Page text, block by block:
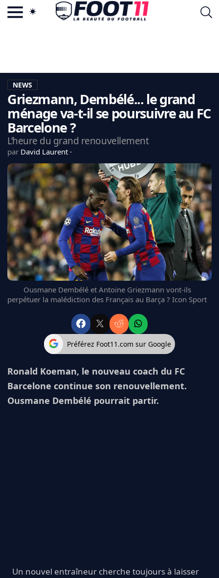
LA CHARTE
VIE PRIVÉE
CGU
CONTACTEZ-NOUS
CDM 2026
EDF
PSG
LIGUE 1
REAL MADRID
FC BARCELONE
MANCHESTER UNITED
CHELSEA
ARSENAL
BAYERN
L'AVIS DE LA RÉDAC'
NEWS
Griezmann, Dembélé... le grand
ménage va-t-il se poursuivre au FC
Barcelone ?
L’heure du grand renouvellement
par David Laurent
Ousmane Dembélé et Antoine Griezmann vont-ils
perpétuer la malédiction des Français au Barça ? Icon Sport
Préférez Foot11.com sur Google
Ronald Koeman, le nouveau coach du FC
Barcelone continue son renouvellement.
Ousmane Dembélé pourrait partir.
Un nouvel entraîneur cherche toujours à laisser